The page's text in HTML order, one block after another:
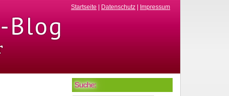
Startseite Datenschutz Impressum
Suche: